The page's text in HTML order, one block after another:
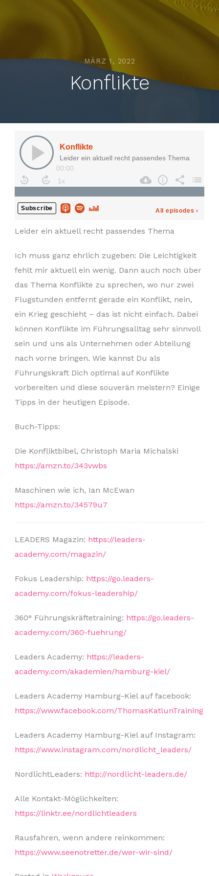
MÄRZ 1, 2022
Konflikte
Leider ein aktuell recht passendes Thema
Ich muss ganz ehrlich zugeben: Die Leichtigkeit
fehlt mir aktuell ein wenig. Dann auch noch über
das Thema Konflikte zu sprechen, wo nur zwei
Flugstunden entfernt gerade ein Konflikt, nein,
ein Krieg geschieht – das ist nicht einfach. Dabei
können Konflikte im Führungsalltag sehr sinnvoll
sein und uns als Unternehmen oder Abteilung
nach vorne bringen. Wie kannst Du als
Führungskraft Dich optimal auf Konflikte
vorbereiten und diese souverän meistern? Einige
Tipps in der heutigen Episode.
Buch-Tipps:
Die Konfliktbibel, Christoph Maria Michalski
https://amzn.to/343vwbs
Maschinen wie ich, Ian McEwan
https://amzn.to/34579u7
LEADERS Magazin: https://leaders-
academy.com/magazin/
Fokus Leadership: https://go.leaders-
academy.com/fokus-leadership/
360° Führungskräftetraining: https://go.leaders-
academy.com/360-fuehrung/
Leaders Academy: https://leaders-
academy.com/akademien/hamburg-kiel/
Leaders Academy Hamburg-Kiel auf facebook:
https://www.facebook.com/ThomasKatlunTraining
Leaders Academy Hamburg-Kiel auf Instagram:
https://www.instagram.com/nordlicht_leaders/
NordlichtLeaders: http://nordlicht-leaders.de/
Alle Kontakt-Möglichkeiten:
https://linktr.ee/nordlichtleaders
Rausfahren, wenn andere reinkommen:
https://www.seenotretter.de/wer-wir-sind/